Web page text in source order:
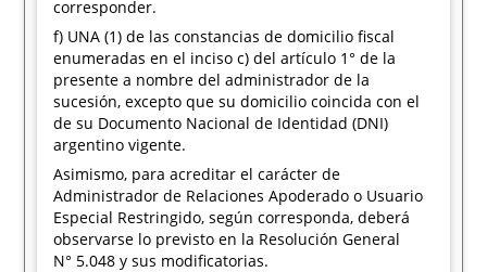
corresponder.
f) UNA (1) de las constancias de domicilio fiscal
enumeradas en el inciso c) del artículo 1° de la
presente a nombre del administrador de la
sucesión, excepto que su domicilio coincida con el
de su Documento Nacional de Identidad (DNI)
argentino vigente.
Asimismo, para acreditar el carácter de
Administrador de Relaciones Apoderado o Usuario
Especial Restringido, según corresponda, deberá
observarse lo previsto en la Resolución General
N° 5.048 y sus modificatorias.